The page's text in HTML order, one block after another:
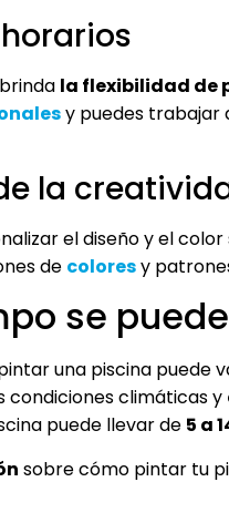
la flexibilidad de
y puedes trabajar
la
el diseño y el color
de coloresy
se
una piscina puede
condiciones climáticas y
puede llevar de 5 a
sobre cómo pintar tu